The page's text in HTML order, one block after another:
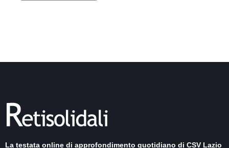
La testata online di approfondimento quotidiano di CSV Lazio